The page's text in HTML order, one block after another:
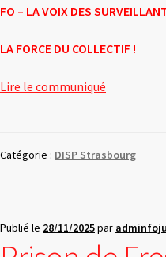
FO – LA VOIX DES
LA FORCE DU COLLECTIF !
Lire le communiqué
Catégorie : DISP Strasbourg
Publié le 28/11/2025par